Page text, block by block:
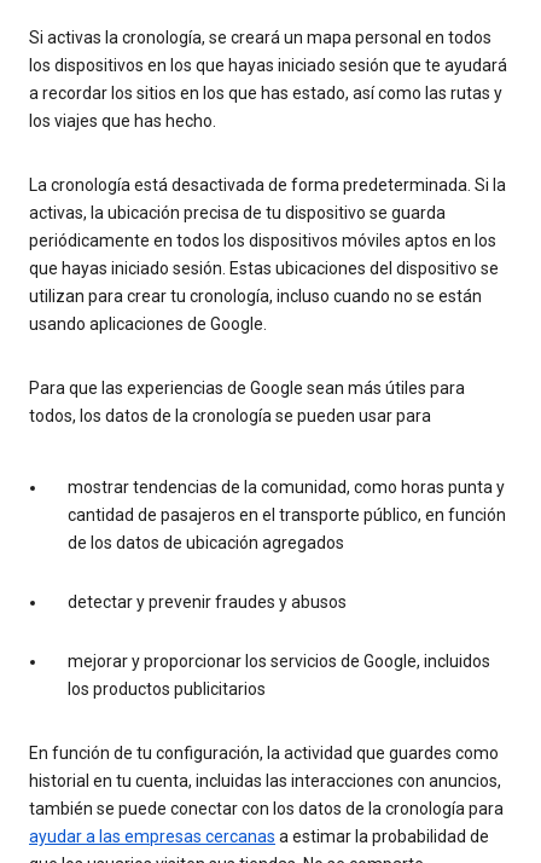
Si activas la cronología, se creará un mapa personal en todos
los dispositivos en los que hayas iniciado sesión que te ayudará
a recordar los sitios en los que has estado, así como las rutas y
los viajes que has hecho.
La cronología está desactivada de forma predeterminada. Si la
activas, la ubicación precisa de tu dispositivo se guarda
periódicamente en todos los dispositivos móviles aptos en los
que hayas iniciado sesión. Estas ubicaciones del dispositivo se
utilizan para crear tu cronología, incluso cuando no se están
usando aplicaciones de Google.
Para que las experiencias de Google sean más útiles para
todos, los datos de la cronología se pueden usar para
mostrar tendencias de la comunidad, como horas punta y
cantidad de pasajeros en el transporte público, en función
de los datos de ubicación agregados
detectar y prevenir fraudes y abusos
mejorar y proporcionar los servicios de Google, incluidos
los productos publicitarios
En función de tu configuración, la actividad que guardes como
historial en tu cuenta, incluidas las interacciones con anuncios,
también se puede conectar con los datos de la cronología para
ayudar a las empresas cercanas a estimar la probabilidad de